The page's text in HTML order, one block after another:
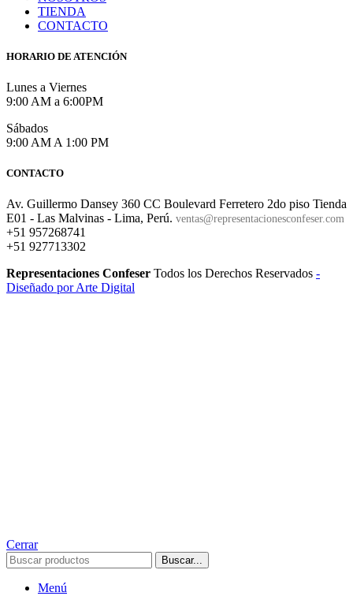
TIENDA
CONTACTO
HORARIO DE ATENCIÓN
Lunes a Viernes
9:00 AM a 6:00PM
Sábados
9:00 AM A 1:00 PM
CONTACTO
Av. Guillermo Dansey 360 CC Boulevard Ferretero 2do piso Tienda
E01 - Las Malvinas - Lima, Perú. ventas@representacionesconfeser.com
+51 957268741
+51 927713302
Representaciones Confeser Todos los Derechos Reservados -
Diseñado por Arte Digital
Cerrar
Buscar...
Menú